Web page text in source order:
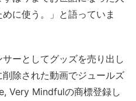
に使う。」と語っていま
ーとしてグッズを売り出し
除された動画でジュールズ
Very Mindfulの商標登録し